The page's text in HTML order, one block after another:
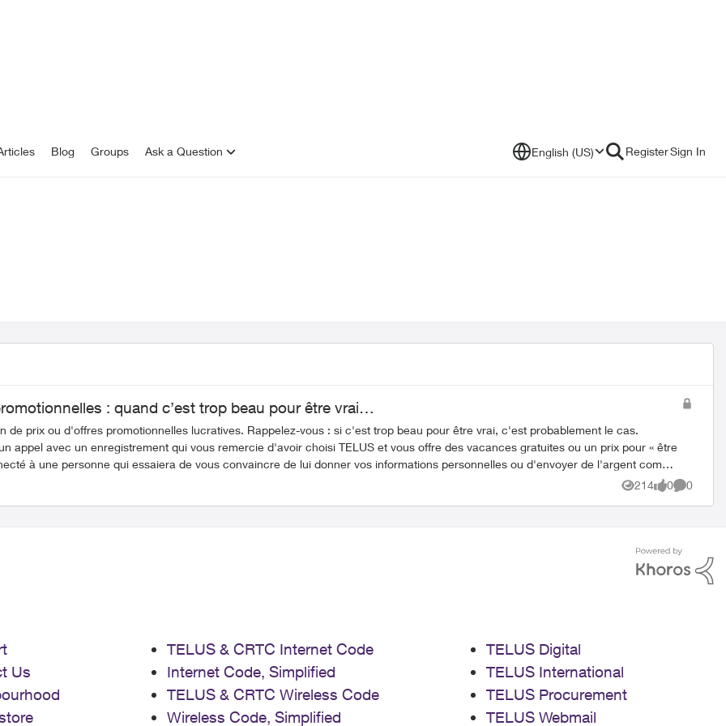
Blog Groups Ask a Question English (US) RegisterSign In
: quand c’est trop beau pour être vrai…
prix ou d'offres promotionnelles lucratives. Rappelez-vous : si c'est trop beau pour être vrai, c'est probablement le cas.
à une personne qui essaiera de vous convaincre de lui donner vos informations personnelles ou d'envoyer de l'argent comme
sur les dernières tactiques utilisées par ceux-ci afin que vous puissiez rester informé. Pour en savoir plus sur diverses
214
Views
0
likes
0
Us
TELUS & CRTC Internet Code
Internet Code, Simplified
TELUS & CRTC Wireless Code
Wireless Code, Simplified
TELUS Digital
TELUS International
TELUS Procurement
TELUS Webmail